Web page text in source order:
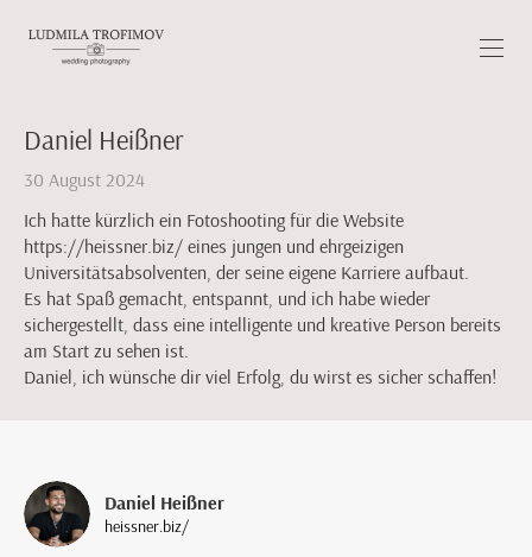
Daniel Heißner
30 August 2024
Ich hatte kürzlich ein Fotoshooting für die Website
https://heissner.biz/ eines jungen und ehrgeizigen
Universitätsabsolventen, der seine eigene Karriere aufbaut.
Es hat Spaß gemacht, entspannt, und ich habe wieder
sichergestellt, dass eine intelligente und kreative Person bereits
am Start zu sehen ist.
Daniel, ich wünsche dir viel Erfolg, du wirst es sicher schaffen!
Daniel Heißner
heissner.biz/